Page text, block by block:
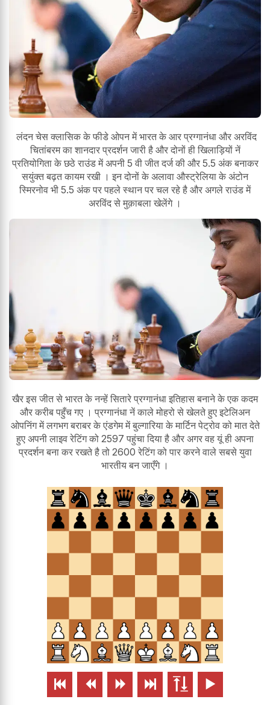
लंदन चेस क्लासिक के फीडे ओपन में भारत के आर प्रग्गानंधा और अरविंद
चितांबरम का शानदार प्रदर्शन जारी है और दोनों ही खिलाड़ियों नें
प्रतियोगिता के छठे राउंड में अपनी 5 वी जीत दर्ज की और 5.5 अंक बनाकर
सयुंक्त बढ़त कायम रखी । इन दोनों के अलावा औस्ट्रेलिया के अंटोन
स्मिरनोव भी 5.5 अंक पर पहले स्थान पर चल रहे है और अगले राउंड में
अरविंद से मुक़ाबला खेलेंगे ।
खैर इस जीत से भारत के नन्हें सितारे प्रग्गानंधा इतिहास बनाने के एक कदम
और करीब पहुँच गए । प्रग्गानंधा नें काले मोहरो से खेलते हुए इटेलिअन
ओपनिंग में लगभग बराबर के एंडगेम में बुल्गारिया के मार्टिन पेट्रोव को मात देते
हुए अपनी लाइव रेटिंग को 2597 पहुंचा दिया है और अगर वह यूं ही अपना
प्रदर्शन बना कर रखते है तो 2600 रेटिंग को पार करने वाले सबसे युवा
भारतीय बन जाएँगे ।
     